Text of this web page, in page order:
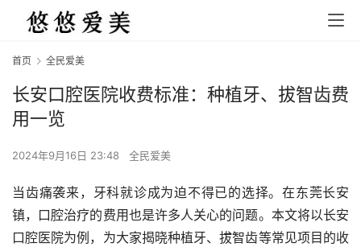
首页 全民爱美
长安口腔医院收费标准：种植牙、拔智齿费
用一览
2024年9月16日 23:48 全民爱美
当齿痛袭来，牙科就诊成为迫不得已的选择。在东莞长安
镇，口腔治疗的费用也是许多人关心的问题。本文将以长安
口腔医院为例，为大家揭晓种植牙、拔智齿等常见项目的收